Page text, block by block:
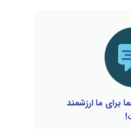
برای ما ارزشمند